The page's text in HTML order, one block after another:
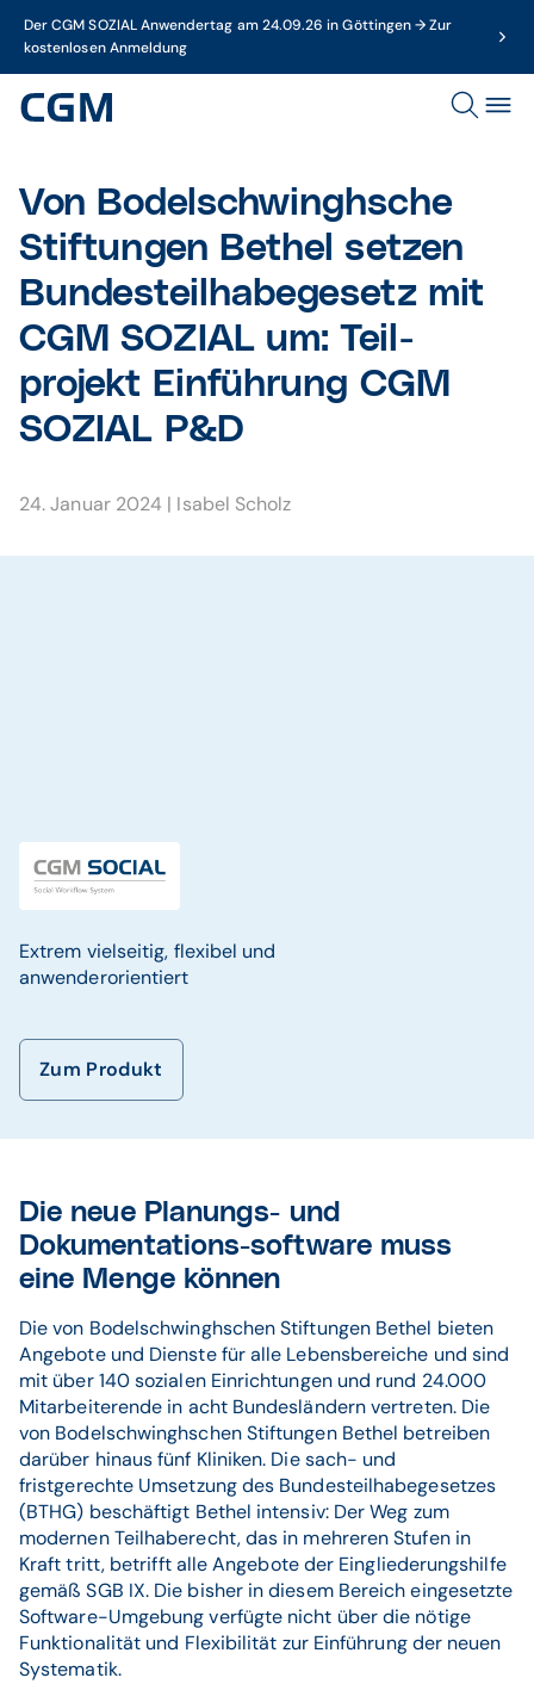
Der CGM SOZIAL Anwendertag am 24.09.26 in Göttingen → Zur
kostenlosen Anmeldung
Von Bodelschwinghsche
Stiftungen Bethel setzen
Bundes­teil­habe­gesetz mit
CGM SOZIAL um: Teil­
projekt Einführung CGM
SOZIAL P&D
24. Januar 2024 | Isabel Scholz
Extrem vielseitig, flexibel und
anwenderorientiert
Zum Produkt
Die neue Planungs- und
Dokumentations-software muss
eine Menge können
Die von Bodelschwinghschen Stiftungen Bethel bieten
Angebote und Dienste für alle Lebensbereiche und sind
mit über 140 sozialen Einrichtungen und rund 24.000
Mitarbeiterende in acht Bundesländern vertreten. Die
von Bodelschwinghschen Stiftungen Bethel betreiben
darüber hinaus fünf Kliniken. Die sach- und
fristgerechte Umsetzung des Bundesteilhabegesetzes
(BTHG) beschäftigt Bethel intensiv: Der Weg zum
modernen Teilhaberecht, das in mehreren Stufen in
Kraft tritt, betrifft alle Angebote der Eingliederungshilfe
gemäß SGB IX. Die bisher in diesem Bereich eingesetzte
Software-Umgebung verfügte nicht über die nötige
Funktionalität und Flexibilität zur Einführung der neuen
Systematik.